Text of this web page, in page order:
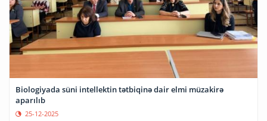
Biologiyada süni intellektin tətbiqinə dair elmi müzakirə
aparılıb
25-12-2025